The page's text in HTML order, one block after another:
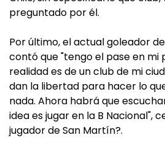
preguntado por él.
Por último, el actual goleador
contó que "tengo el pase en mi
realidad es de un club de mi
dan la libertad para hacer lo
nada. Ahora habrá que
idea es jugar en la B Nacional",
jugador de San Martín?.